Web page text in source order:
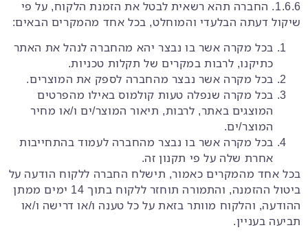
1.6.6. החברה תהא רשאית לבטל את הזמנת הלקוח, על פי
שיקול דעתה הבלעדי והמוחלט, בכל אחד מהמקרים הבאים:
בכל מקרה אשר בו נבצר יהא מהחברה לנהל את האתר
כתיקנו, לרבות במקרים של תקלות טכניות.
בכל מקרה אשר נבצר מהחברה לספק את המוצרים.
בכל מקרה שנפלה טעות קולמוס באילו מהפרטים
המוצגים באתר, לרבות, תיאור המוצר/ים ו/או מחיר
המוצר/ים.
בכל מקרה אשר בו נבצר מהחברה לעמוד בהתחייבות
אחרת שלה על פי תקנון זה.
בכל אחד מהמקרים כאמור, תישלח החברה ללקוח הודעה על
ביטול ההזמנה, והתמורה תוחזר ללקוח בתוך 14 ימים ממתן
ההודעה, והלקוח מוותר בזאת על כל טענה ו/או דרישה ו/או
תביעה בעניין.